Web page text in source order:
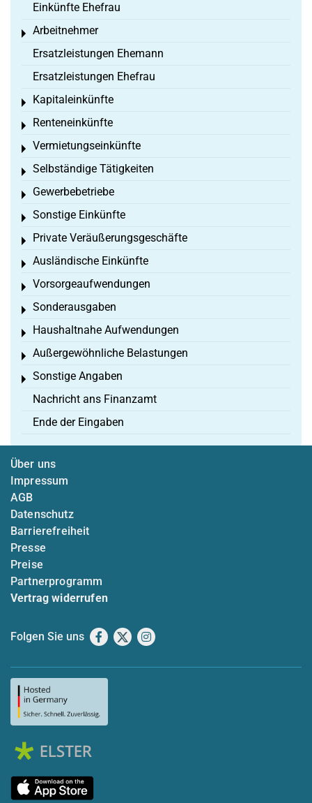
Einkünfte Ehefrau
Arbeitnehmer
Toggle menu
Ersatzleistungen Ehemann
Ersatzleistungen Ehefrau
Kapitaleinkünfte
Toggle menu
Renteneinkünfte
Toggle menu
Vermietungseinkünfte
Toggle menu
Selbständige Tätigkeiten
Toggle menu
Gewerbebetriebe
Toggle menu
Sonstige Einkünfte
Toggle menu
Private Veräußerungsgeschäfte
Toggle menu
Ausländische Einkünfte
Toggle menu
Vorsorgeaufwendungen
Toggle menu
Sonderausgaben
Toggle menu
Haushaltnahe Aufwendungen
Toggle menu
Außergewöhnliche Belastungen
Toggle menu
Sonstige Angaben
Toggle menu
Nachricht ans Finanzamt
Ende der Eingaben
Über uns
Impressum
AGB
Datenschutz
Barrierefreiheit
Presse
Preise
Partnerprogramm
Vertrag widerrufen
Folgen Sie uns Facebook
X Instagram